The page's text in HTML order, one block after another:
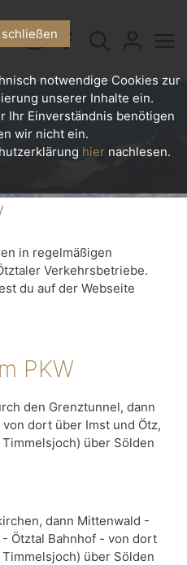
in regelmäßigen
Verkehrsbetriebe.
du auf der Webseite
PKW
den Grenztunnel, dann
dort über Imst und Ötz,
über Sölden
dann Mittenwald -
Ötztal Bahnhof - von dort
über Sölden
notwendige Cookies zur
unserer Inhalte ein.
Ihr Einverständnis benötigen
wir nicht ein.
hier nachlesen.